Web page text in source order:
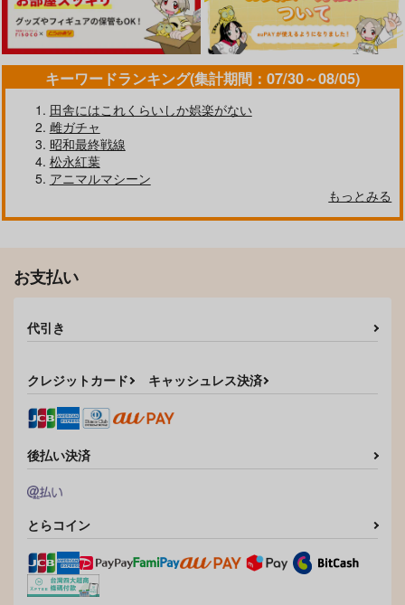
キーワードランキング(集計期間：07/30～08/05)
田舎にはこれくらいしか娯楽がない
雌ガチャ
昭和最終戦線
松永紅葉
アニマルマシーン
もっとみる
お支払い
代引き
クレジットカード キャッシュレス決済
後払い決済
とらコイン